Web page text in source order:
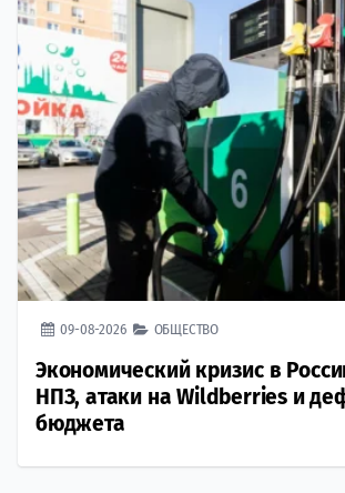
09-08-2026 ОБЩЕСТВО
Экономический кризис в
НПЗ, атаки на Wildberries и
бюджета